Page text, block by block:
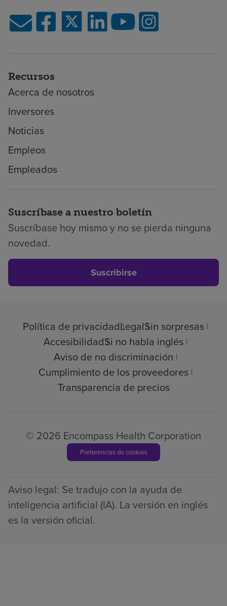
Recursos
Acerca de nosotros
Inversores
Noticias
Empleos
Empleados
Suscríbase a nuestro boletín
Suscríbase hoy mismo y no se pierda ninguna
novedad.
Suscribirse
Política de privacidadLegalSin sorpresas
AccesibilidadSi no habla inglés
Aviso de no discriminación
Cumplimiento de los proveedores
Transparencia de precios
© 2026 Encompass Health Corporation
Preferencias de cookies
Aviso legal: Se tradujo con la ayuda de
inteligencia artificial (IA). La versión en inglés
es la versión oficial.